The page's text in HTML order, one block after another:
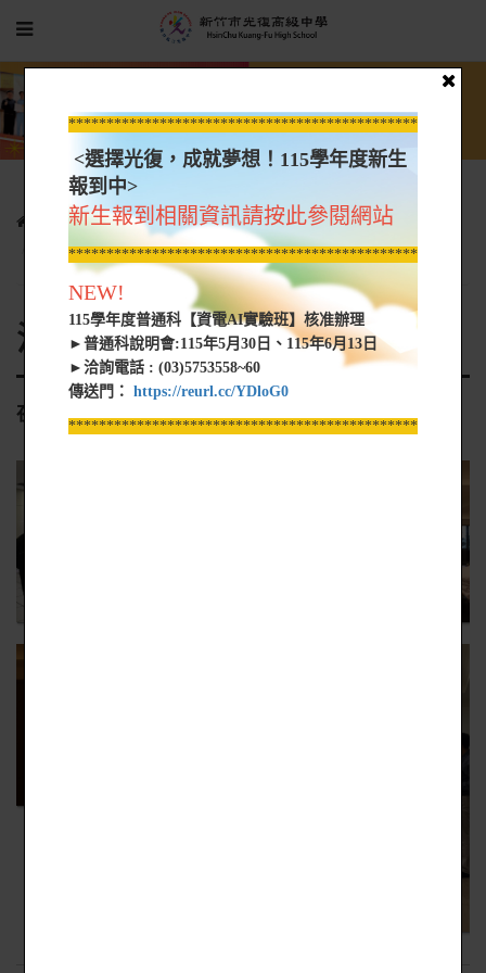
光復新聞 各科活動花絮
活動花絮-觀光餐飲群
夜校優質化
活動花絮-觀光餐飲群
夜校優質化
*****************************************************
<選擇光復，成就夢想！115學年度新生
報到中>
新生報到相關資訊請按此參閱網站
*****************************************************
NEW!
115學年度普通科【資電AI實驗班】核准辦理
►普通科說明會:115年5月30日、115年6月13日
►洽詢電話 : (03)5753558~60
傳送門： https://reurl.cc/YDloG0
*****************************************************